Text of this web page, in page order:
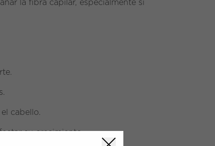
la fibra capilar, especialmente si
cabello.
su crecimiento.